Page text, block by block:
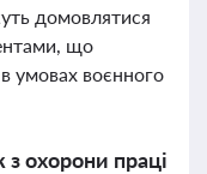
домовлятися
що
умовах воєнного
охорони праці